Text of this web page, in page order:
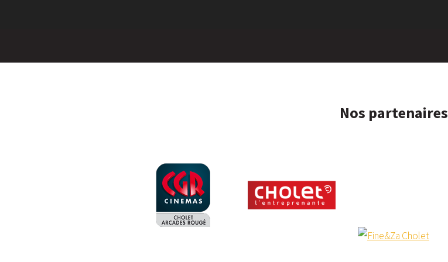
Nos partenaires